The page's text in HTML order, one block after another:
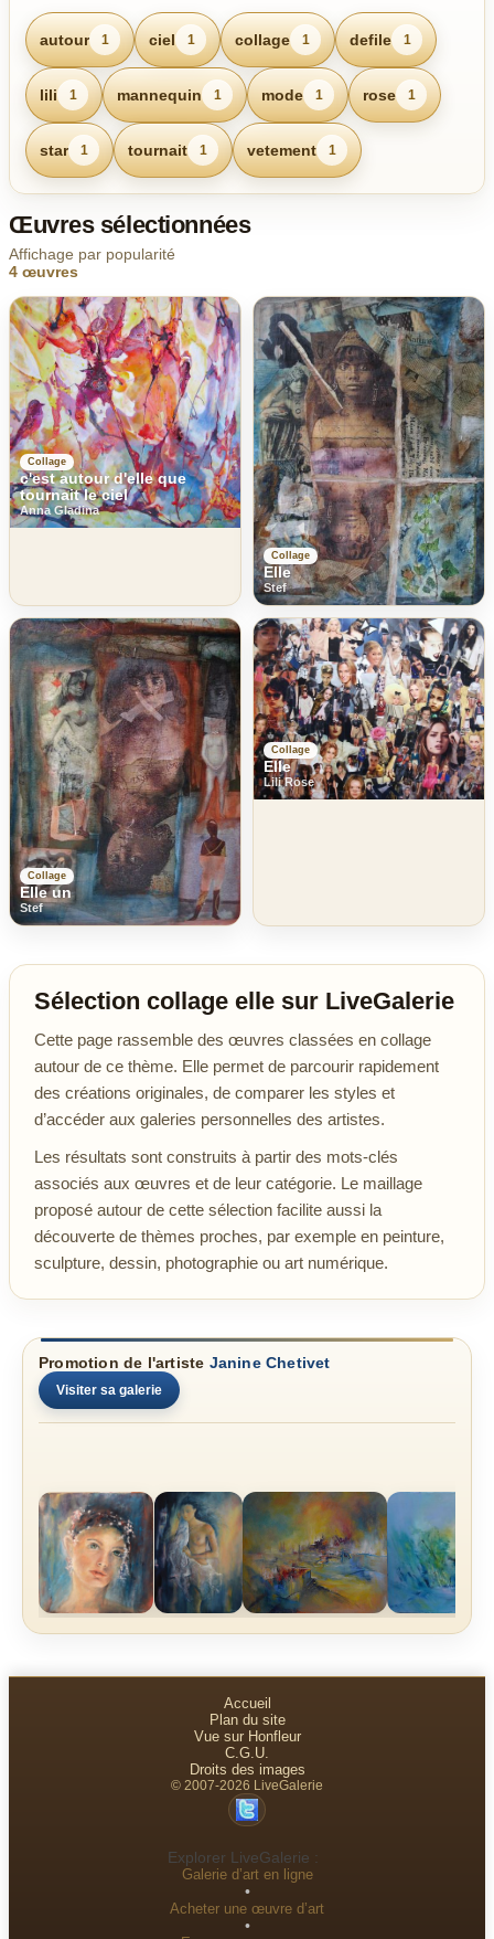
autour 1 ciel 1 collage 1 defile 1
lili 1 mannequin 1 mode 1 rose 1
star 1 tournait 1 vetement 1
Œuvres sélectionnées
Affichage par popularité
4 œuvres
Collage
c'est autour d'elle que
tournait le ciel
Anna Gladina
Collage
Elle
Stef
Collage
Elle un
Stef
Collage
Elle
Lili Rose
Sélection collage elle sur LiveGalerie
Cette page rassemble des œuvres classées en collage
autour de ce thème. Elle permet de parcourir rapidement
des créations originales, de comparer les styles et
d’accéder aux galeries personnelles des artistes.
Les résultats sont construits à partir des mots-clés
associés aux œuvres et de leur catégorie. Le maillage
proposé autour de cette sélection facilite aussi la
découverte de thèmes proches, par exemple en peinture,
sculpture, dessin, photographie ou art numérique.
Promotion de l'artiste Janine Chetivet
Visiter sa galerie
Accueil
Plan du site
Vue sur Honfleur
C.G.U.
Droits des images
© 2007-2026 LiveGalerie
Explorer LiveGalerie :
Galerie d’art en ligne
•
Acheter une œuvre d’art
•